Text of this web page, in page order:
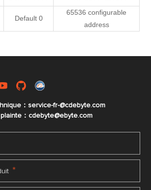
Default 0
65536 configurable
address
：service-fr-@cdebyte.com
：cdebyte@ebyte.com
*